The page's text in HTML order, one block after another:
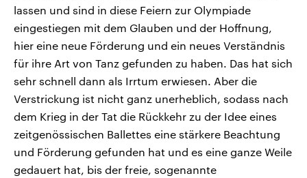
lassen und sind in diese Feiern zur Olympiade
eingestiegen mit dem Glauben und der Hoffnung,
hier eine neue Förderung und ein neues Verständnis
für ihre Art von Tanz gefunden zu haben. Das hat sich
sehr schnell dann als Irrtum erwiesen. Aber die
Verstrickung ist nicht ganz unerheblich, sodass nach
dem Krieg in der Tat die Rückkehr zu der Idee eines
zeitgenössischen Ballettes eine stärkere Beachtung
und Förderung gefunden hat und es eine ganze Weile
gedauert hat, bis der freie, sogenannte